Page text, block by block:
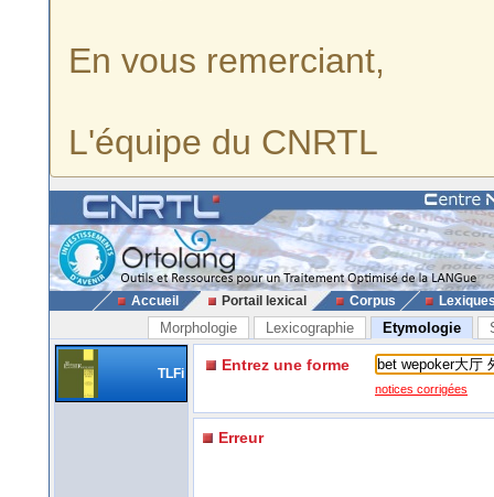
En vous remerciant,
L'équipe du CNRTL
Accueil Portail lexical Corpus
Morphologie Lexicographie Etymologie
TLFi Entrez une forme
notices corrigées
Erreur